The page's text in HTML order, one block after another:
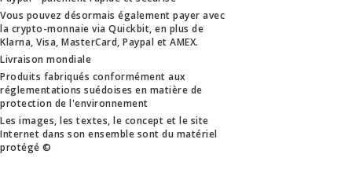
Vous pouvez désormais également payer avec
la crypto-monnaie via Quickbit, en plus de
Klarna, Visa, MasterCard, Paypal et AMEX.
Livraison mondiale
Produits fabriqués conformément aux
réglementations suédoises en matière de
protection de l'environnement
Les images, les textes, le concept et le site
Internet dans son ensemble sont du matériel
protégé ©